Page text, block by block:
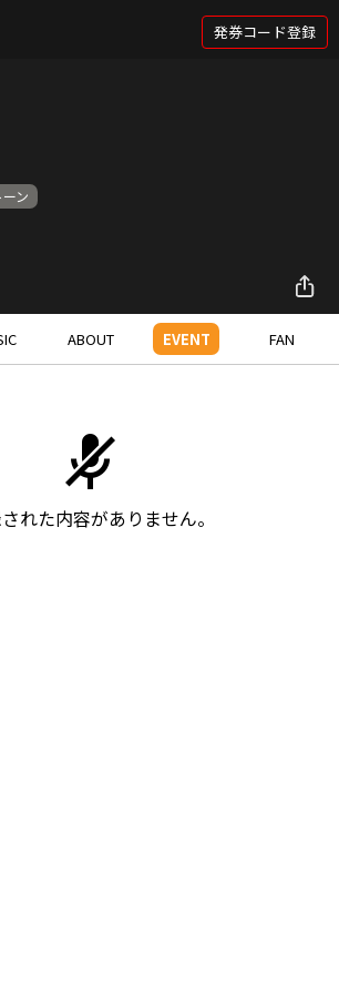
発券コード登録
ーン
ABOUT EVENT FAN
れた内容がありません。